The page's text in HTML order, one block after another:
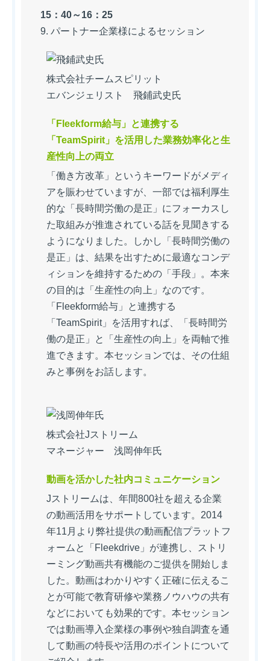
15：40～16：25
9. パートナー企業様によるセッション
株式会社チームスピリット
エバンジェリスト 飛鋪武史氏
「Fleekform給与」と連携する
「TeamSpirit」を活用した業務効率化と生
産性向上の両立
「働き方改革」というキーワードがメディ
アを賑わせていますが、一部では福利厚生
的な「長時間労働の是正」にフォーカスし
た取組みが推進されている話を見聞きする
ようになりました。しかし「長時間労働の
是正」は、結果を出すために最適なコンデ
ィションを維持するための「手段」。本来
の目的は「生産性の向上」なのです。
「Fleekform給与」と連携する
「TeamSpirit」を活用すれば、「長時間労
働の是正」と「生産性の向上」を両軸で推
進できます。本セッションでは、その仕組
みと事例をお話します。
株式会社Jストリーム
マネージャー 浅岡伸年氏
動画を活かした社内コミュニケーション
Jストリームは、年間800社を超える企業
の動画活用をサポートしています。2014
年11月より弊社提供の動画配信プラットフ
ォームと「Fleekdrive」が連携し、ストリ
ーミング動画共有機能のご提供を開始しま
した。動画はわかりやすく正確に伝えるこ
とが可能で教育研修や業務ノウハウの共有
などにおいても効果的です。本セッション
では動画導入企業様の事例や独自調査を通
して動画の特長や活用のポイントについて